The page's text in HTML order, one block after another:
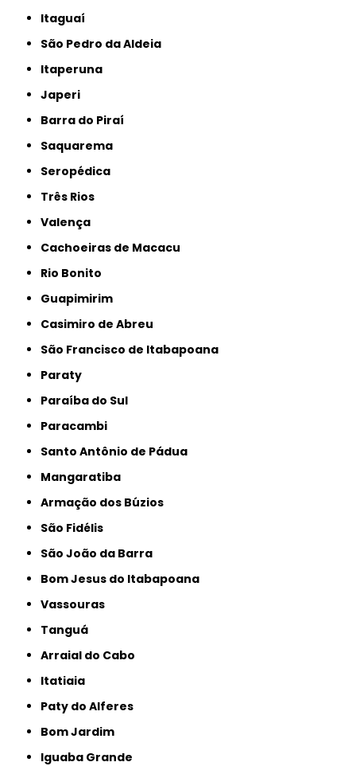
Itaguaí
São Pedro da Aldeia
Itaperuna
Japeri
Barra do Piraí
Saquarema
Seropédica
Três Rios
Valença
Cachoeiras de Macacu
Rio Bonito
Guapimirim
Casimiro de Abreu
São Francisco de Itabapoana
Paraty
Paraíba do Sul
Paracambi
Santo Antônio de Pádua
Mangaratiba
Armação dos Búzios
São Fidélis
São João da Barra
Bom Jesus do Itabapoana
Vassouras
Tanguá
Arraial do Cabo
Itatiaia
Paty do Alferes
Bom Jardim
Iguaba Grande